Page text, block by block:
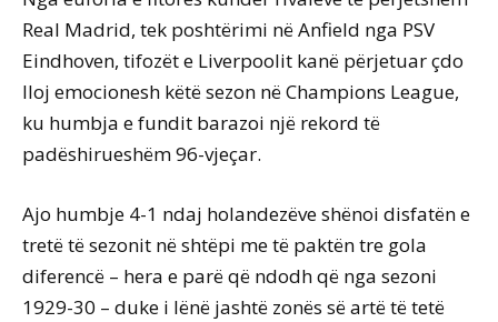
Real Madrid, tek poshtërimi në Anfield nga PSV
Eindhoven, tifozët e Liverpoolit kanë përjetuar çdo
lloj emocionesh këtë sezon në Champions League,
ku humbja e fundit barazoi një rekord të
padëshirueshëm 96-vjeçar.
Ajo humbje 4-1 ndaj holandezëve shënoi disfatën e
tretë të sezonit në shtëpi me të paktën tre gola
diferencë – hera e parë që ndodh që nga sezoni
1929-30 – duke i lënë jashtë zonës së artë të tetë